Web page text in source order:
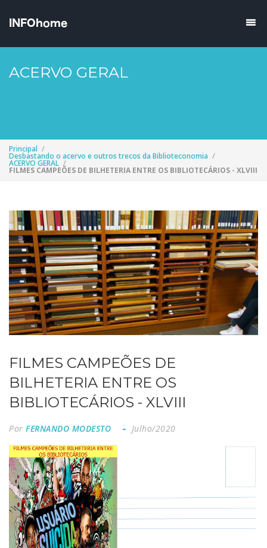
ACERVO GERAL
Principal
Desbastando o acervo e outros trecos da Biblioteconomia
ACERVO GERAL
FILMES CAMPEÕES DE BILHETERIA ENTRE OS BIBLIOTECÁRIOS - XLVIII
FILMES CAMPEÕES DE
BILHETERIA ENTRE OS
BIBLIOTECÁRIOS - XLVIII
Por FERNANDO MODESTO Julho/2020